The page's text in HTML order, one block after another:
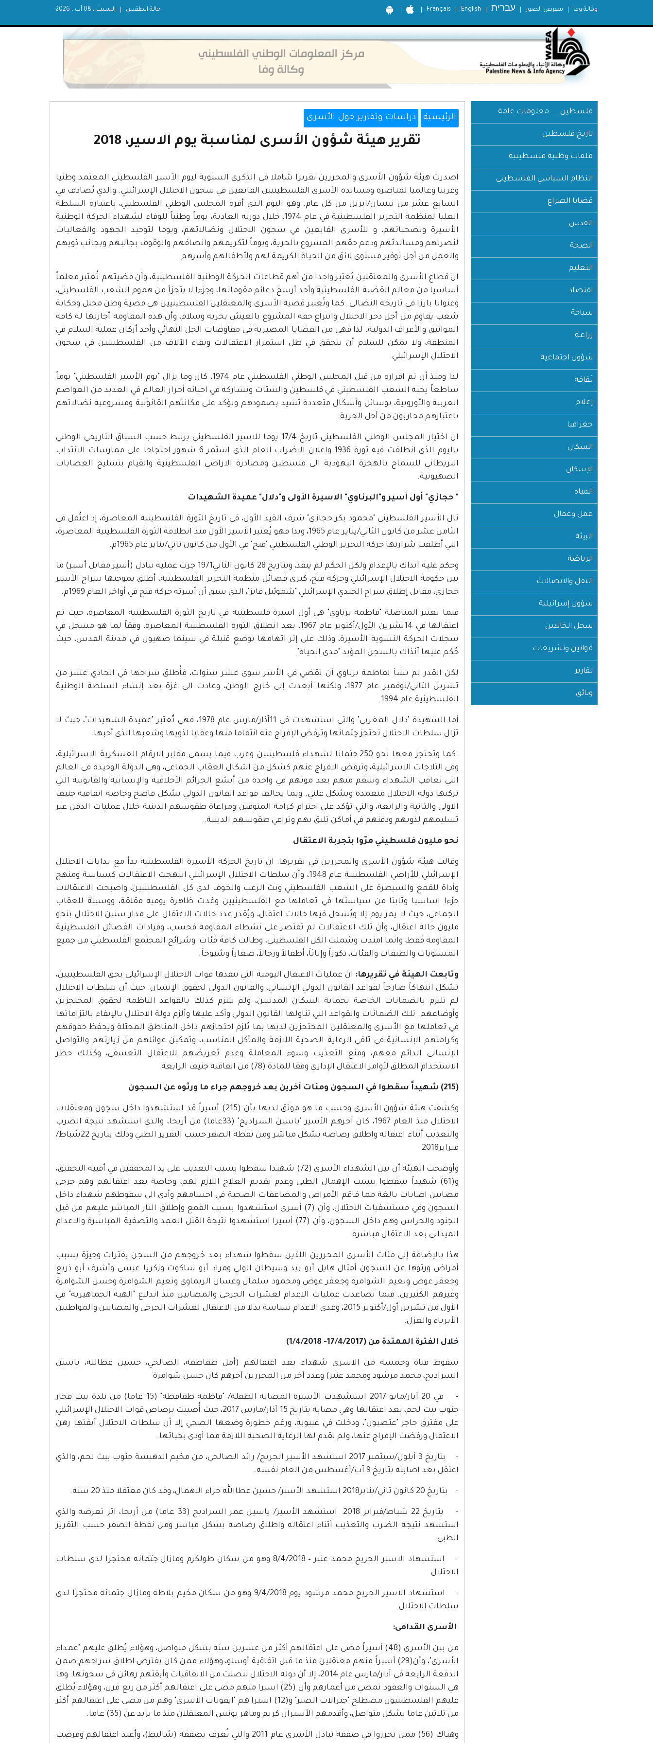
Français English עברית معرض الصور وكالة وفا السبت ، 08 آب ، 2026 حالة الطقس
فلسطين ... معلومات عامة
تاريخ فلسطين
ملفات وطنية فلسطينية
النظام السياسي الفلسطيني
قضايا الصراع
القدس
الصحة
التعليم
اقتصاد
سياحة
زراعـة
شؤون اجتماعية
ثقافة
إعلام
جغرافيا
السكان
الإسكان
المياه
عمل وعمال
البيئة
الرياضة
النقل والاتصالات
شؤون إسرائيلية
سجل الخالدين
قوانين وتشريعات
تقارير
وثائق
الرئيسية دراسات وتقارير حول الأسرى
تقرير هيئة شؤون الأسرى لمناسبة يوم الاسير، 2018
اصدرت هيئة شؤون الأسرى والمحررين تقريرا شاملا في الذكرى السنوية ليوم الأسير الفلسطيني المعتمد وطنيا
وعربيا وعالميا لمناصرة ومساندة الأسرى الفلسطينيين القابعين في سجون الاحتلال الإسرائيلي. والذي يُصادف في
السابع عشر من نيسان/ابريل من كل عام. وهو اليوم الذي أقره المجلس الوطني الفلسطيني، باعتباره السلطة
العليا لمنظمة التحرير الفلسطينية في عام 1974، خلال دورته العادية، يوماً وطنياً للوفاء لشهداء الحركة الوطنية
الأسيرة وتضحياتهم، و للأسرى القابعين في سجون الاحتلال ونضالاتهم، ويوما لتوحيد الجهود والفعاليات
لنصرتهم ومساندتهم ودعم حقهم المشروع بالحرية، ويوماً لتكريمهم وانصافهم والوقوف بجانبهم وبجانب ذويهم
والعمل من أجل توفير مستوى لائق من الحياة الكريمة لهم ولأطفالهم وأسرهم.
ان قطاع الأسرى والمعتقلين يُعتبر واحدا من أهم قطاعات الحركة الوطنية الفلسطينية، وأن قضيتهم تُعتبر معلماً
أساسيا من معالم القضية الفلسطينية وأحد أرسخ دعائم مقوماتها، وجزءا لا يتجزأ من هموم الشعب الفلسطيني،
وعنوانا بارزا في تاريخه النضالي. كما وتُعتبر قضية الأسرى والمعتقلين الفلسطينيين هي قضية وطن محتل وحكاية
شعب يقاوم من أجل دحر الاحتلال وانتزاع حقه المشروع بالعيش بحرية وسلام، وأن هذه المقاومة أجازتها له كافة
المواثيق والأعراف الدولية. لذا فهي من القضايا المصيرية في مفاوضات الحل النهائي وأحد أركان عملية السلام في
المنطقة، ولا يمكن للسلام أن يتحقق في ظل استمرار الاعتقالات وبقاء الآلاف من الفلسطينيين في سجون
الاحتلال الإسرائيلي.
لذا ومنذ أن تم اقراره من قبل المجلس الوطني الفلسطيني عام 1974، كان وما يزال "يوم الأسير الفلسطيني" يوماً
ساطعاً يحيه الشعب الفلسطيني في فلسطين والشتات ويشاركه في احيائه أحرار العالم في العديد من العواصم
العربية والأوروبية، بوسائل وأشكال متعددة تشيد بصمودهم وتؤكد على مكانتهم القانونية ومشروعية نضالاتهم
باعتبارهم محاربون من أجل الحرية.
ان اختيار المجلس الوطني الفلسطيني تاريخ 17/4 يوما للاسير الفلسطيني يرتبط حسب السياق التاريخي الوطني
باليوم الذي انطلقت فيه ثورة 1936 واعلان الاضراب العام الذي استمر 6 شهور احتجاجا على ممارسات الانتداب
البريطاني للسماح بالهجرة اليهودية الى فلسطين ومصادرة الاراضي الفلسطينية والقيام بتسليح العصابات
الصهيونية.
" حجازي" أول أسير و"البرناوي" الاسيرة الأولى و"دلال" عميدة الشهيدات
نال الأسير الفلسطيني "محمود بكر حجازي" شرف القيد الأول، في تاريخ الثورة الفلسطينية المعاصرة، إذ اعتُقل في
الثامن عشر من كانون الثاني/يناير عام 1965، وبذا فهو يُعتبر الأسير الأول منذ انطلاقة الثورة الفلسطينية المعاصرة،
التي أطلقت شرارتها حركة التحرير الوطني الفلسطيني "فتح" في الأول من كانون ثاني/يناير عام 1965م.
وحكم عليه آنذاك بالإعدام ولكن الحكم لم ينفذ، وبتاريخ 28 كانون الثاني1971 جرت عملية تبادل (أسير مقابل أسير) ما
بين حكومة الاحتلال الإسرائيلي وحركة فتح، كبرى فصائل منظمة التحرير الفلسطينية، أطلق بموجبها سراح الأسير
حجازي، مقابل إطلاق سراح الجندي الإسرائيلي "شموئيل فايز"، الذي سبق أن أسرته حركة فتح في أواخر العام 1969م.
فيما تعتبر المناضلة "فاطمة برناوي" هي أول اسيرة فلسطينية في تاريخ الثورة الفلسطينية المعاصرة، حيث تم
اعتقالها في 14تشرين الأول/أكتوبر عام 1967، بعد انطلاق الثورة الفلسطينية المعاصرة، وفقاً لما هو مسجل في
سجلات الحركة النسوية الأسيرة، وذلك على إثر اتهامها بوضع قنبلة في سينما صهيون في مدينة القدس، حيث
حُكم عليها آنذاك بالسجن المؤبد "مدى الحياة".
لكن القدر لم يشأ لفاطمة برناوي أن تقضي في الأسر سوى عشر سنوات، فأُطلق سراحها في الحادي عشر من
تشرين الثاني/نوفمبر عام 1977، ولكنها أبعدت إلى خارج الوطن، وعادت الى غزة بعد إنشاء السلطة الوطنية
الفلسطينية عام 1994.
أما الشهيدة "دلال المغربي" والتي استشهدت في 11آذار/مارس عام 1978، فهي تٌعتبر "عميدة الشهيدات"، حيث لا
تزال سلطات الاحتلال تحتجز جثمانها وترفض الإفراج عنه انتقاما منها وعقابا لذويها وشعبها الذي أحبها.
كما وتحتجز معها نحو 250 جثمانا لشهداء فلسطينيين وعرب فيما يسمى مقابر الارقام العسكرية الاسرائيلية،
وفي الثلاجات الاسرائيلية، وترفض الافراج عنهم كشكل من اشكال العقاب الجماعي، وهي الدولة الوحيدة في العالم
التي تعاقب الشهداء وتنتقم منهم بعد موتهم في واحدة من أبشع الجرائم الأخلاقية والإنسانية والقانونية التي
تركبها دولة الاحتلال متعمدة وبشكل علني. وبما يخالف قواعد القانون الدولي بشكل فاضح وخاصة اتفاقية جنيف
الاولى والثانية والرابعة، والتي تؤكد على احترام كرامة المتوفين ومراعاة طقوسهم الدينية خلال عمليات الدفن عبر
تسليمهم لذويهم ودفنهم في أماكن تليق بهم وتراعي طقوسهم الدينية.
نحو مليون فلسطيني مرّوا بتجربة الاعتقال
وقالت هيئة شؤون الأسرى والمحررين في تقريرها: ان تاريخ الحركة الأسيرة الفلسطينية بدأ مع بدايات الاحتلال
الإسرائيلي للأراضي الفلسطينية عام 1948، وأن سلطات الاحتلال الإسرائيلي انتهجت الاعتقالات كسياسة ومنهج
وأداة للقمع والسيطرة على الشعب الفلسطيني وبث الرعب والخوف لدى كل الفلسطينيين، واصبحت الاعتقالات
جزءا اساسيا وثابتا من سياستها في تعاملها مع الفلسطينيين وغدت ظاهرة يومية مقلقة، ووسيلة للعقاب
الجماعي، حيث لا يمر يوم إلا ويُسجل فيها حالات اعتقال، ويُقدر عدد حالات الاعتقال على مدار سنين الاحتلال بنحو
مليون حالة اعتقال، وأن تلك الاعتقالات لم تقتصر على نشطاء المقاومة فحسب، وقيادات الفصائل الفلسطينية
المقاومة فقط، وانما امتدت وشملت الكل الفلسطيني، وطالت كافة فئات وشرائح المجتمع الفلسطيني من جميع
المستويات والطبقات والفئات، ذكوراً وإناثاً، أطفالاً ورجالاً، صغاراً وشيوخاً.
وتابعت الهيئة في تقريرها: ان عمليات الاعتقال اليومية التي تنفذها قوات الاحتلال الإسرائيلي بحق الفلسطينيين،
تشكل انتهاكاً صارخاً لقواعد القانون الدولي الإنساني، والقانون الدولي لحقوق الإنسان. حيث أن سلطات الاحتلال
لم تلتزم بالضمانات الخاصة بحماية السكان المدنيين، ولم تلتزم كذلك بالقواعد الناظمة لحقوق المحتجزين
وأوضاعهم. تلك الضمانات والقواعد التي تناولها القانون الدولي وأكد عليها وألزم دولة الاحتلال بالإيفاء بالتزاماتها
في تعاملها مع الأسرى والمعتقلين المحتجزين لديها بما يُلزم احتجازهم داخل المناطق المحتلة ويحفظ حقوقهم
وكرامتهم الإنسانية في تلقي الرعاية الصحية اللازمة والمأكل المناسب، وتمكين عوائلهم من زيارتهم والتواصل
الإنساني الدائم معهم، ومنع التعذيب وسوء المعاملة وعدم تعريضهم للاعتقال التعسفي، وكذلك حظر
الاستخدام المطلق لأوامر الاعتقال الإداري وفقا للمادة (78) من اتفاقية جنيف الرابعة.
(215) شهيداً سقطوا في السجون ومئات آخرين بعد خروجهم جراء ما ورثوه عن السجون
وكشفت هيئة شؤون الأسرى وحسب ما هو موثق لديها بأن (215) أسيراً قد استشهدوا داخل سجون ومعتقلات
الاحتلال منذ العام 1967، كان آخرهم الأسير "ياسين السراديح" (33عاما) من أريحا، والذي استشهد نتيجة الضرب
والتعذيب أثناء اعتقاله واطلاق رصاصة بشكل مباشر ومن نقطة الصفر حسب التقرير الطبي وذلك بتاريخ 22شباط/
فبراير2018
وأوضحت الهيئة أن بين الشهداء الأسرى (72) شهيدا سقطوا بسبب التعذيب على يد المحققين في أقبية التحقيق،
و(61) شهيداً سقطوا بسبب الإهمال الطبي وعدم تقديم العلاج اللازم لهم، وخاصة بعد اعتقالهم وهم جرحى
مصابين اصابات بالغة مما فاقم الأمراض والمضاعفات الصحية في اجسامهم وأدى الى سقوطهم شهداء داخل
السجون وفي مستشفيات الاحتلال، وأن (7) أسرى استشهدوا بسبب القمع وإطلاق النار المباشر عليهم من قبل
الجنود والحراس وهم داخل السجون، وأن (77) أسيرا استشهدوا نتيجة القتل العمد والتصفية المباشرة والاعدام
الميداني بعد الاعتقال مباشرة.
هذا بالإضافة إلى مئات الأسرى المحررين اللذين سقطوا شهداء بعد خروجهم من السجن بفترات وجيزة بسبب
أمراض ورثوها عن السجون أمثال هايل أبو زيد وسيطان الولي ومراد أبو ساكوت وزكريا عيسى وأشرف أبو ذريع
وجعفر عوض ونعيم الشوامرة وجعفر عوض ومحمود سلمان وغسان الريماوي ونعيم الشوامرة وحسن الشوامرة
وغيرهم الكثيرين. فيما تصاعدت عمليات الاعدام لعشرات الجرحى والمصابين منذ اندلاع "الهبة الجماهيرية" في
الأول من تشرين أول/أكتوبر 2015، وغدى الاعدام سياسة بدلا من الاعتقال لعشرات الجرحى والمصابين والمواطنين
الأبرياء والعزل.
خلال الفترة الممتدة من (17/4/2017- 1/4/2018)
سقوط فتاة وخمسة من الاسرى شهداء بعد اعتقالهم (أمل طقاطقة، الصالحي، حسين عطالله، ياسين
السراديح، محمد مرشود ومحمد عنبر) وعدد آخر من المحررين آخرهم كان حسن شوامرة
- في 20 آيار/مايو 2017 استشهدت الأسيرة المصابة الطفلة/ "فاطمة طقاقطة" (15 عاما) من بلدة بيت فجار
جنوب بيت لحم، بعد اعتقالها وهي مصابة بتاريخ 15 آذار/مارس 2017، حيث أُصيبت برصاص قوات الاحتلال الإسرائيلي
على مفترق حاجز "عتصيون"، ودخلت في غيبوبة، ورغم خطورة وضعها الصحي إلا أن سلطات الاحتلال أبقتها رهن
الاعتقال ورفضت الإفراج عنها، ولم تقدم لها الرعاية الصحية اللازمة مما أودى بحياتها.
- بتاريخ 3 أيلول/سبتمبر 2017 استشهد الأسير الجريح/ رائد الصالحي، من مخيم الدهيشة جنوب بيت لحم، والذي
اعتقل بعد اصابته بتاريخ 9 آب/أغسطس من العام نفسه.
- بتاريخ 20 كانون ثاني/يناير2018 استشهد الأسير/ حسين عطاالله جراء الاهمال، وقد كان معتقلا منذ 20 سنة.
- بتاريخ 22 شباط/فبراير 2018 استشهد الأسير/ ياسين عمر السراديح (33 عاما) من أريحا، اثر تعرضه والذي
استشهد نتيجة الضرب والتعذيب أثناء اعتقاله واطلاق رصاصة بشكل مباشر ومن نقطة الصفر حسب التقرير
الطبي.
- استشهاد الاسير الجريح محمد عنبر – 8/4/2018 وهو من سكان طولكرم ومازال جثمانه محتجزا لدى سلطات
الاحتلال
- استشهاد الاسير الجريح محمد مرشود يوم 9/4/2018 وهو من سكان مخيم بلاطه ومازال جثمانه محتجزا لدى
سلطات الاحتلال.
الأسرى القدامى:
من بين الأسرى (48) أسيراً مضى على اعتقالهم أكثر من عشرين سنة بشكل متواصل، وهؤلاء يُطلق عليهم "عمداء
الأسرى"، وأن(29) أسيراً منهم معتقلين منذ ما قبل اتفاقية أوسلو، وهؤلاء ممن كان يفترض اطلاق سراحهم ضمن
الدفعة الرابعة في آذار/مارس عام 2014، إلا أن دولة الاحتلال تنصلت من الاتفاقيات وأبقتهم رهائن في سجونها. وها
هي السنوات والعقود تمضي من أعمارهم وأن (25) اسيرا منهم مضى على اعتقالهم أكثر من ربع قرن، وهؤلاء يُطلق
عليهم الفلسطينيون مصطلح "جنرالات الصبر" و(12) اسيرا هم "ايقونات الأسرى" وهم من مضى على اعتقالهم أكثر
من ثلاثين عاما بشكل متواصل، وأقدمهم الأسيران كريم وماهر يونس المعتقلان منذ ما يزيد عن (35) عاما.
وهناك (56) ممن تحرروا في صفقة تبادل الأسرى عام 2011 والتي تُعرف بصفقة (شاليط)، وأعيد اعتقالهم وفرضت